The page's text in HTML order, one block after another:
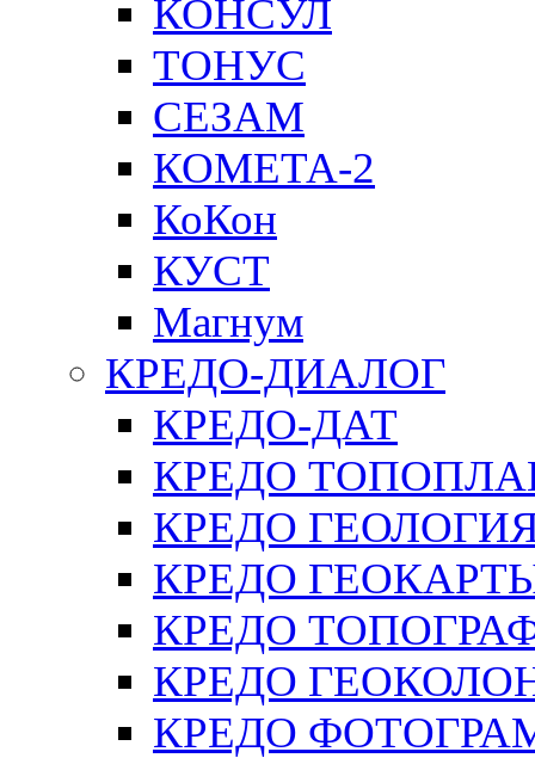
КОНСУЛ
ТОНУС
СЕЗАМ
КОМЕТА-2
КоКон
КУСТ
Магнум
КРЕДО-ДИАЛОГ
КРЕДО-ДАТ
КРЕДО
КРЕДО
КРЕДО
КРЕДО
КРЕДО
КРЕДО